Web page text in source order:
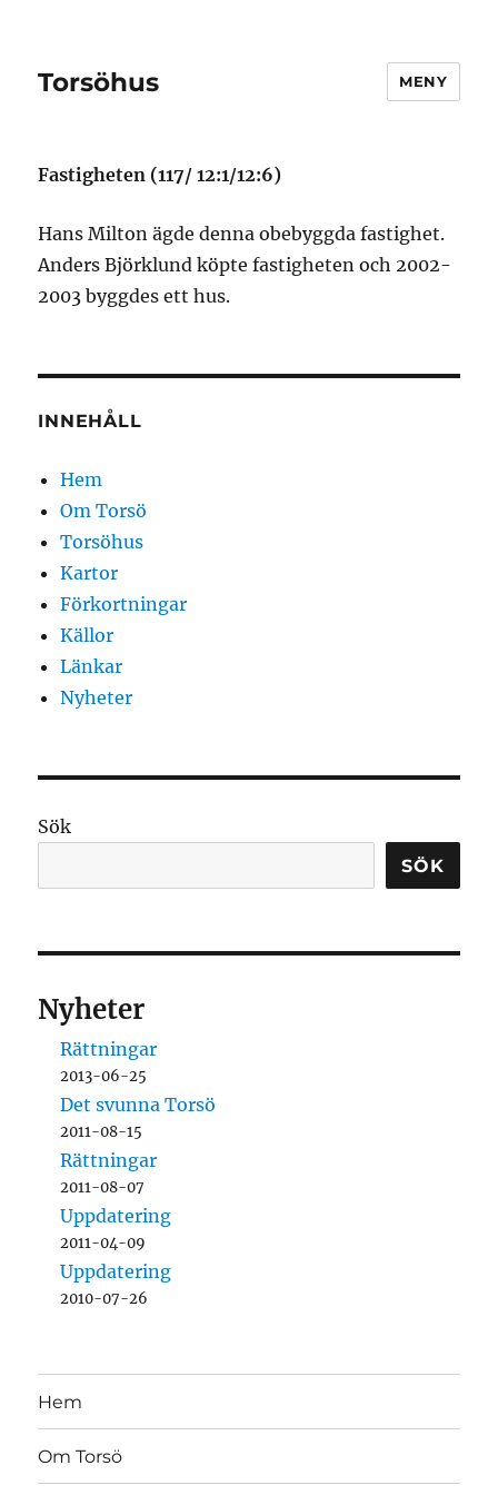
Torsöhus MENY
Fastigheten (117/ 12:1/12:6)
Hans Milton ägde denna obebyggda fastighet.
Anders Björklund köpte fastigheten och 2002-
2003 byggdes ett hus.
INNEHÅLL
Hem
Om Torsö
Torsöhus
Kartor
Förkortningar
Källor
Länkar
Nyheter
Sök
SÖK
Nyheter
Rättningar
2013-06-25
Det svunna Torsö
2011-08-15
Rättningar
2011-08-07
Uppdatering
2011-04-09
Uppdatering
2010-07-26
Hem
Om Torsö